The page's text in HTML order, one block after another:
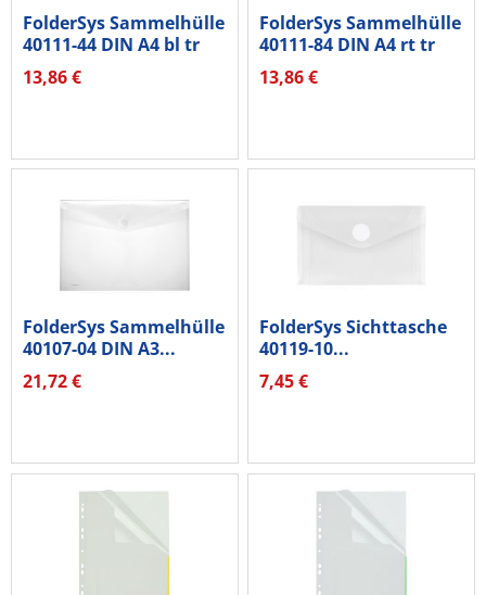
FolderSys Sammelhülle
40111-44 DIN A4 bl tr
10...
13,86 €
FolderSys Sammelhülle
40111-84 DIN A4 rt tr
10...
13,86 €
FolderSys Sammelhülle
40107-04 DIN A3...
21,72 €
FolderSys Sichttasche
40119-10...
7,45 €